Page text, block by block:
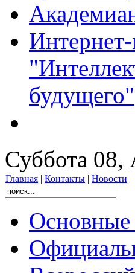
будущего"
Суббота 08,
Главная | Контакты | Новости
Основные